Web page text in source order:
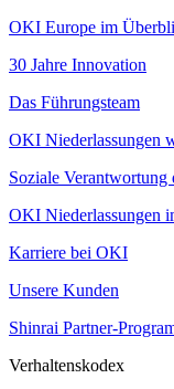
OKI Europe im
30 Jahre Innovation
Das Führungsteam
OKI Niederlassungen
Soziale Verantwortung
OKI Niederlassungen
Karriere bei OKI
Unsere Kunden
Shinrai Partner-
Verhaltenskodex